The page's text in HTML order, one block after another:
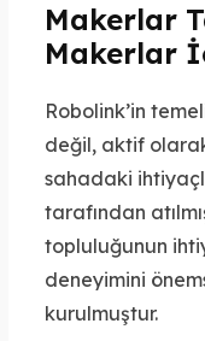
Makerlar
Makerlar
Robolink’in
değil, aktif
sahadaki
tarafından
topluluğunun
deneyimini
kurulmuştur.